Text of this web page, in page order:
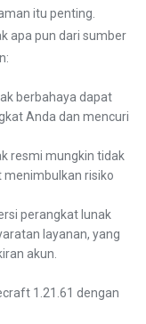
itu penting.
apa pun dari sumber
berbahaya dapat
Anda dan mencuri
resmi mungkin tidak
menimbulkan risiko
perangkat lunak
layanan, yang
akun.
1.21.61 dengan